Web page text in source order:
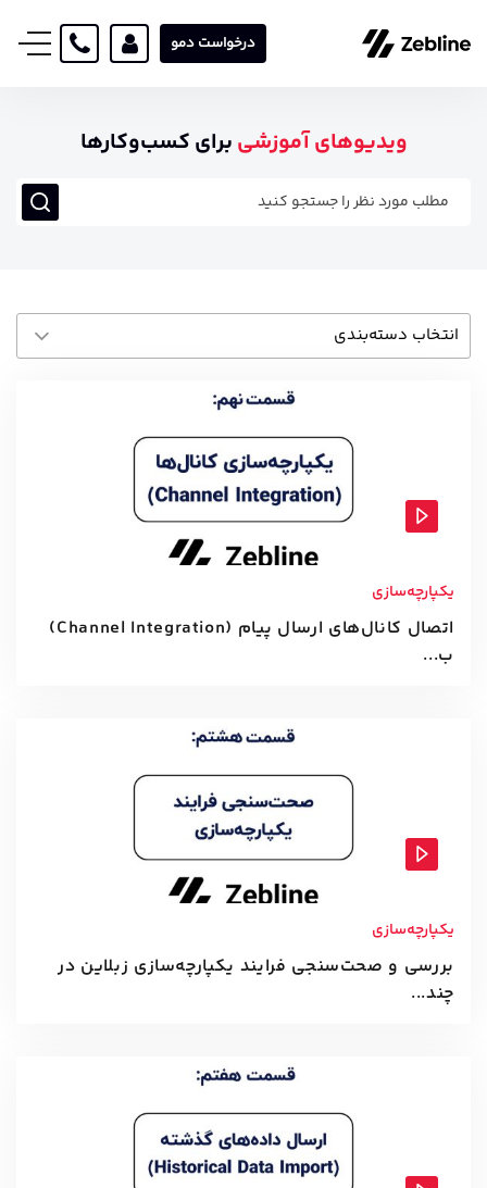
درخواست دمو
ویدیوهای آموزشی​برای کسب‌و‌کارها
انتخاب دسته‌بندی‌
همه دسته‌بندی‌ها اتومیشن سگمنتیشن
کمپین
یکپارچه‌سازی
اتصال کانال‌های ارسال پیام (Channel Integration)
ب...
یکپارچه‌سازی
بررسی و صحت‌سنجی فرایند یکپارچه‌سازی زبلاین در
چند...